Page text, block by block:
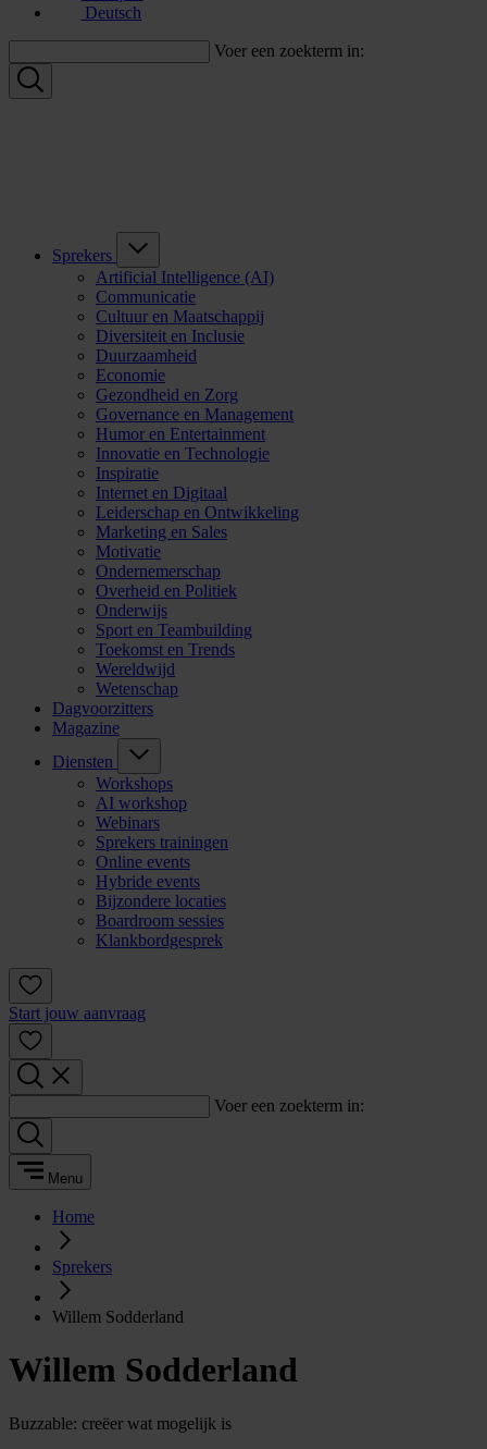
Deutsch
Voer een zoekterm in:
Sprekers
Artificial Intelligence (AI)
Communicatie
Cultuur en Maatschappij
Diversiteit en Inclusie
Duurzaamheid
Economie
Gezondheid en Zorg
Governance en Management
Humor en Entertainment
Innovatie en Technologie
Inspiratie
Internet en Digitaal
Leiderschap en Ontwikkeling
Marketing en Sales
Motivatie
Ondernemerschap
Overheid en Politiek
Onderwijs
Sport en Teambuilding
Toekomst en Trends
Wereldwijd
Wetenschap
Dagvoorzitters
Magazine
Diensten
Workshops
AI workshop
Webinars
Sprekers trainingen
Online events
Hybride events
Bijzondere locaties
Boardroom sessies
Klankbordgesprek
Start jouw aanvraag
Voer een zoekterm in:
Menu
Home
Sprekers
Willem Sodderland
Willem Sodderland
Buzzable: creëer wat mogelijk is